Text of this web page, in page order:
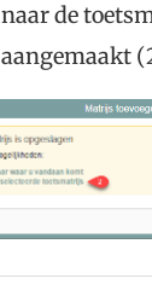
naar de
aangemaakt